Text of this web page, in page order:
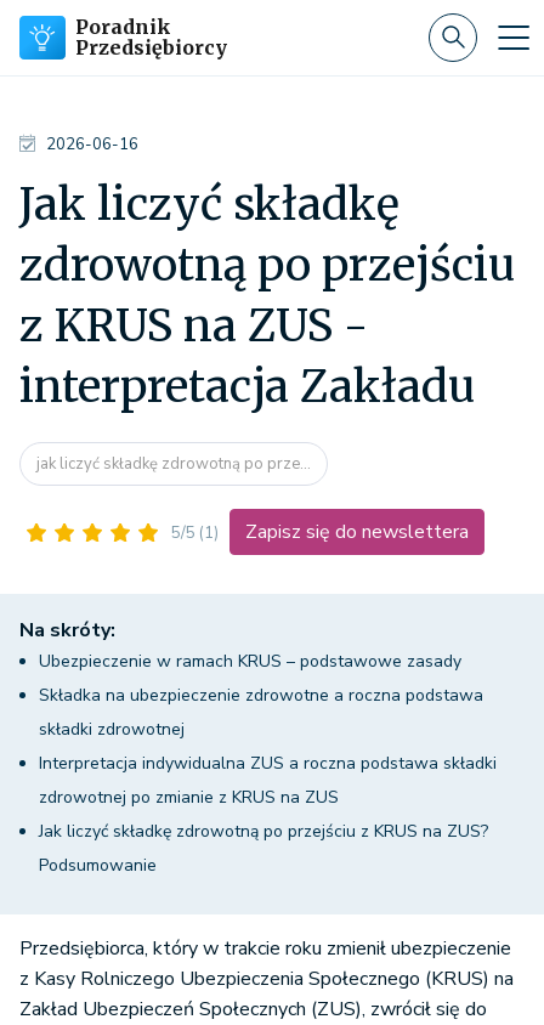
Poradnik
Przedsiębiorcy
2026-06-16
Jak liczyć składkę
zdrowotną po przejściu
z KRUS na ZUS -
interpretacja Zakładu
jak liczyć składkę zdrowotną po prze...
5/5 (1) Zapisz się do newslettera
Na skróty:
Ubezpieczenie w ramach KRUS – podstawowe zasady
Składka na ubezpieczenie zdrowotne a roczna podstawa
składki zdrowotnej
Interpretacja indywidualna ZUS a roczna podstawa składki
zdrowotnej po zmianie z KRUS na ZUS
Jak liczyć składkę zdrowotną po przejściu z KRUS na ZUS?
Podsumowanie
Przedsiębiorca, który w trakcie roku zmienił ubezpieczenie
z Kasy Rolniczego Ubezpieczenia Społecznego (KRUS) na
Zakład Ubezpieczeń Społecznych (ZUS), zwrócił się do